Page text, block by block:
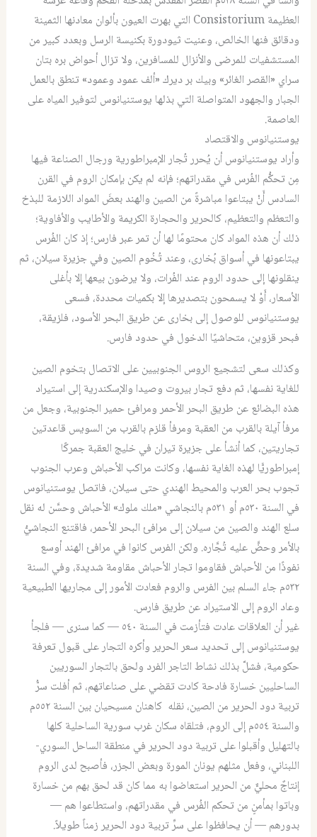
العظيمةConsistorium التي بهرت العيون بألوان معادنها الثمينة
ودقائق فنها الخالص، وعنيت ثيودورة بكنيسة الرسل وبعدد كبير من
المستشفيات للمرضى والأنزال للمسافرين، ولا تزال أحواض بره بتان
سراي «القصر الغائر» وبيك بر ديرك «ألف عمود وعمود» تنطق بالعمل
الجبار والجهود المتواصلة التي بذلها يوستنيانوس لتوفير المياه على
العاصمة.
يوستنيانوس والاقتصاد
وأراد يوستنيانوس أن يُحرر تُجار الإمبراطورية ورجال الصناعة فيها
مِن تحكُّم الفُرس في مقدراتهم؛ فإنه لم يكن بإمكان الروم في القرن
السادس أَنْ يبتاعوا مباشرةً من الصين والهند بعضَ المواد اللازمة للبذخ
والتعظم والتعظيم، كالحرير والحجارة الكريمة والأطايب والأفاوية؛
ذلك أن هذه المواد كان محتومًا لها أن تمر عبر فارس؛ إذ كان الفُرس
يبتاعونها في أسواق بُخارى، وعند تُخُوم الصين وفي جزيرة سيلان، ثم
ينقلونها إلى حدود الروم عند الفُرات، ولا يرضون بيعها إلا بأغلى
الأسعار، أَوْ لا يسمحون بتصديرها إلا بكميات محددة، فسعى
يوستنيانوس للوصول إلى بخارى عن طريق البحر الأسود، فلزيقة،
فبحر قزوين، متحاشيًا الدخول في حدود فارس.
وكذلك سعى لتشجيع الروس الجنوبيين على الاتصال بتخوم الصين
للغاية نفسها، ثم دفع تجار بيروت وصيدا والإسكندرية إلى استيراد
هذه البضائع عن طريق البحر الأحمر ومرافئ حمير الجنوبية، وجعل من
مرفأ آيلة بالقرب من العقبة ومرفأ قلزم بالقرب من السويس قاعدتين
تجاريتين، كما أنشأ على جزيرة تيران في خليج العقبة جمركًا
إمبراطوريًّا لهذه الغاية نفسها، وكانت مراكب الأحباش وعرب الجنوب
تجوب بحر العرب والمحيط الهندي حتى سيلان، فاتصل يوستنيانوس
في السنة ٥٣٠م أو ٥٣١م بالنجاشي «ملك ملوك» الأحباش وحسَّن له نقل
سلع الهند والصين من سيلان إلى مرافئ البحر الأحمر، فاقتنع النجاشيُّ
بالأمر وحضَّ عليه تُجَّاره. ولكن الفرس كانوا في مرافئ الهند أوسع
نفوذًا من الأحباش فقاوموا تجار الأحباش مقاومة شديدة، وفي السنة
٥٣٢م جاء السلم بين الفرس والروم فعادت الأمور إلى مجاريها الطبيعية
وعاد الروم إلى الاستيراد عن طريق فارس.
غير أن العلاقات عادت فتأزمت في السنة ٥٤٠ — كما سنرى — فلجأ
يوستنيانوس إلى تحديد سعر الحرير وأكره التجار على قبول تعرفة
حكومية، فشلَّ بذلك نشاط التاجر الفرد ولحق بالتجار السوريين
الساحليين خسارة فادحة كادت تقضي على صناعاتهم، ثم أفلت سرُّ
تربية دود الحرير من الصين، نقله كاهنان مسيحيان بين السنة ٥٥٢م
والسنة ٥٥٤م إلى الروم، فتلقاه سكان غرب سورية الساحلية كلها
بالتهليل وأقبلوا على تربية دود الحرير في منطقة الساحل السوري-
اللبناني، وفعل مثلهم يونان المورة وبعض الجزر، فأصبح لدى الروم
إنتاجٌ محليٌّ من الحرير استعاضوا به مما كان قد لحق بهم من خسارة
وباتوا بمأمنٍ من تحكم الفُرس في مقدراتهم، واستطاعوا هم —
بدورهم — أن يحافظوا على سرِّ تربية دود الحرير زمناً طويلاً.